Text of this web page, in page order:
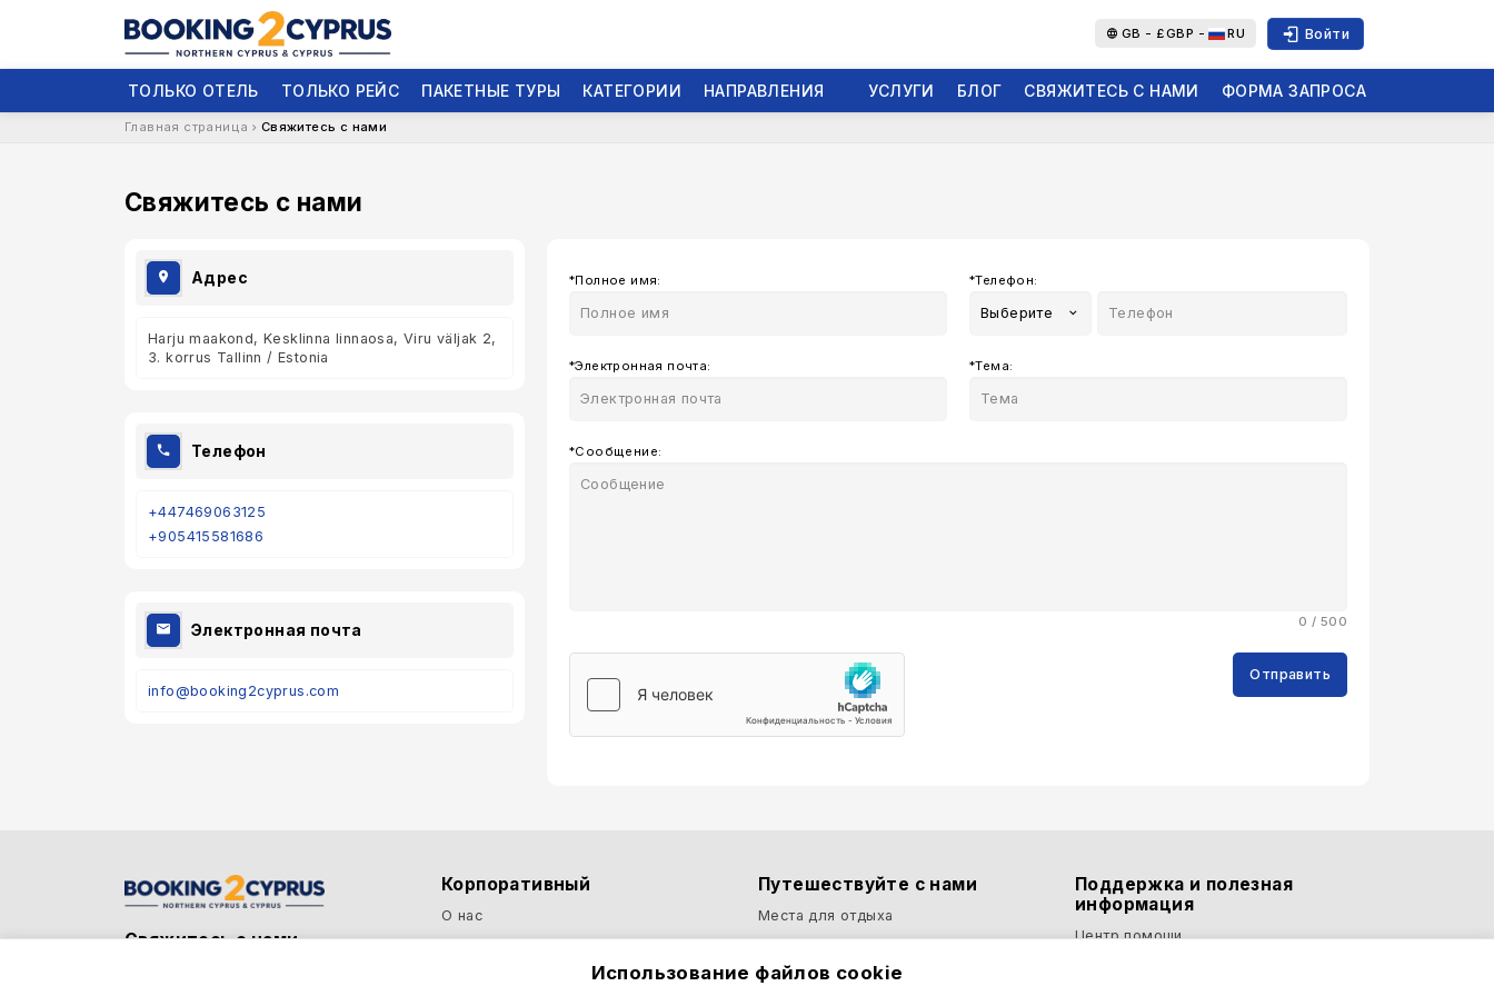
GB - £GBP - RU Войти
ТОЛЬКО ОТЕЛЬ ТОЛЬКО РЕЙС ПАКЕТНЫЕ ТУРЫ КАТЕГОРИИ НАПРАВЛЕНИЯ УСЛУГИ БЛОГ СВЯЖИТЕСЬ С НАМИ ФОРМА ЗАПРОСА
Главная страница Свяжитесь с нами
Свяжитесь с нами
Адрес
Harju maakond, Kesklinna linnaosa, Viru väljak 2,
3. korrus Tallinn / Estonia
Телефон
+447469063125
+905415581686
Электронная почта
info@booking2cyprus.com
*Полное имя: *Телефон:
Выберите
*Электронная почта: *Тема:
*Сообщение:
0 / 500
Отправить
Свяжитесь с нами
Корпоративный
О нас
Политика конфиденциальности
Путешествуйте с нами
Места для отдыха
Отели Отели Кипра | Лучшие Отели и
Поддержка и полезная
информация
Центр помощи
Использование файлов cookie